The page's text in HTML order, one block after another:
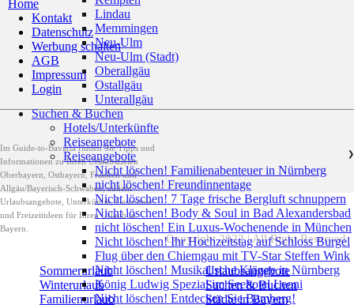
Home
Kontakt
Datenschutz
Werbung schalten
AGB
Impressum
Login
Im Guide-to-Bavaria finden Sie Tipps und
Informationen zu Ihren Urlaubszielen
Oberbayern, Ostbayern, Franken und
Allgäu/Bayerisch-Schwaben, zudem
Urlaubsangebote, Unterkünfte, Gastromie
und Freizeitideen für Ihren Urlaub in
Bayern.
Sommerurlaub
Winterurlaub
Familienurlaub
Urlaubsangebote
Suchen & Buchen
Städte in Bayern
Copyright 2022 | All Right Reserved
Lindau
Memmingen
Neu-Ulm
Neu-Ulm (Stadt)
Oberallgäu
Ostallgäu
Unterallgäu
Suchen & Buchen
Hotels/Unterkünfte
Reiseangebote
Reiseangebote
❯
Nicht löschen! Familienabenteuer in Nürnberg
nicht löschen! Freundinnentage
Nicht löschen! 7 Tage frische Bergluft schnuppern
Nicht löschen! Body & Soul in Bad Alexandersbad
nicht löschen! Ein Luxus-Wochenende in München
Nicht löschen! Ihr Hochzeitstag auf Schloss Burgel
Flug über den Chiemgau mit TV-Star Steffen Wink
Nicht löschen! Musikalische Klänge in Nürnberg
König Ludwig Spezial im Seehotel Leoni
Nicht löschen! Entdecken Sie Bamberg!